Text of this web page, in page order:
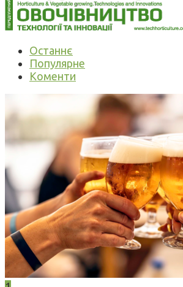
Останнє
Популярне
Коменти